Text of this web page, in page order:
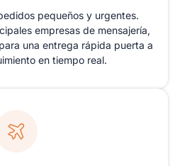
pequeños y urgentes.
empresas de mensajería,
una entrega rápida puerta a
en tiempo real.